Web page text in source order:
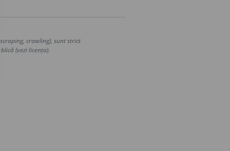
crawling), sunt strict
(vezi licența).